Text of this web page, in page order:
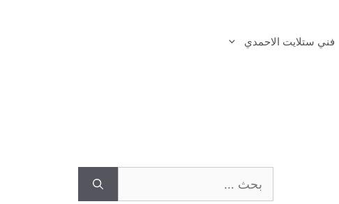
فني ستلايت الاحمدي
عن: